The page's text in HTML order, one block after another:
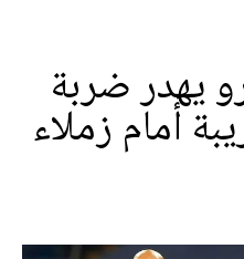
يهدر ضربة
أمام زملاء